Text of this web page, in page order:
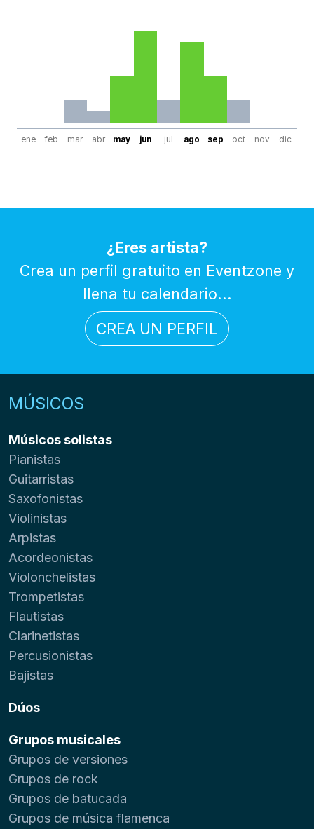
ene feb mar abr may jun jul ago sep oct nov dic
¿Eres artista?
Crea un perfil gratuito en Eventzone y
llena tu calendario...
CREA UN PERFIL
MÚSICOS
Músicos solistas
Pianistas
Guitarristas
Saxofonistas
Violinistas
Arpistas
Acordeonistas
Violonchelistas
Trompetistas
Flautistas
Clarinetistas
Percusionistas
Bajistas
Dúos
Grupos musicales
Grupos de versiones
Grupos de rock
Grupos de batucada
Grupos de música flamenca